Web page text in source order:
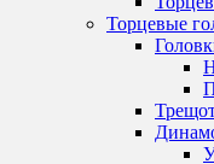
Торцевые